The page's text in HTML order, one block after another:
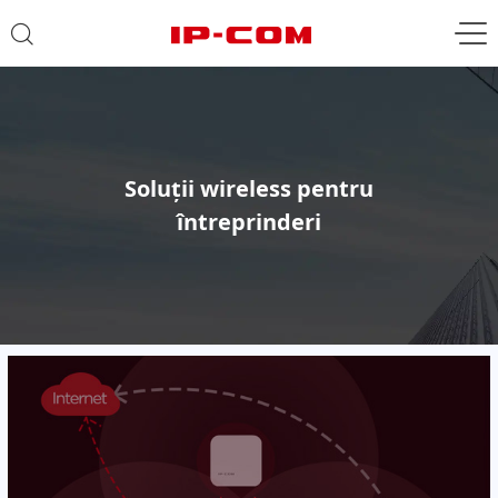
Soluții wireless pentru
întreprinderi